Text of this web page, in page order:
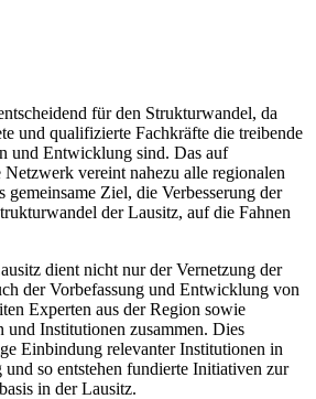
für den Strukturwandel, da
und qualifizierte Fachkräfte die treibende
und Entwicklung sind. Das auf
vereint nahezu alle regionalen
gemeinsame Ziel, die Verbesserung der
der Lausitz, auf die Fahnen
dient nicht nur der Vernetzung der
der Vorbefassung und Entwicklung von
Experten aus der Region sowie
und Institutionen zusammen. Dies
Einbindung relevanter Institutionen in
so entstehen fundierte Initiativen zur
in der Lausitz.